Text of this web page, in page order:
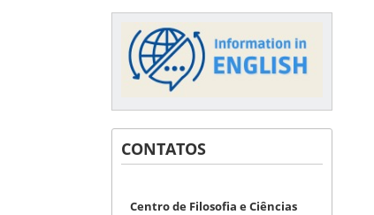
CONTATOS
Centro de Filosofia e Ciências